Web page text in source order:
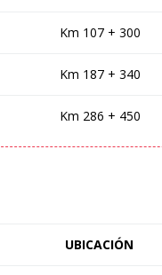
Km 107 + 300
Km 187 + 340
Km 286 + 450
UBICACIÓN